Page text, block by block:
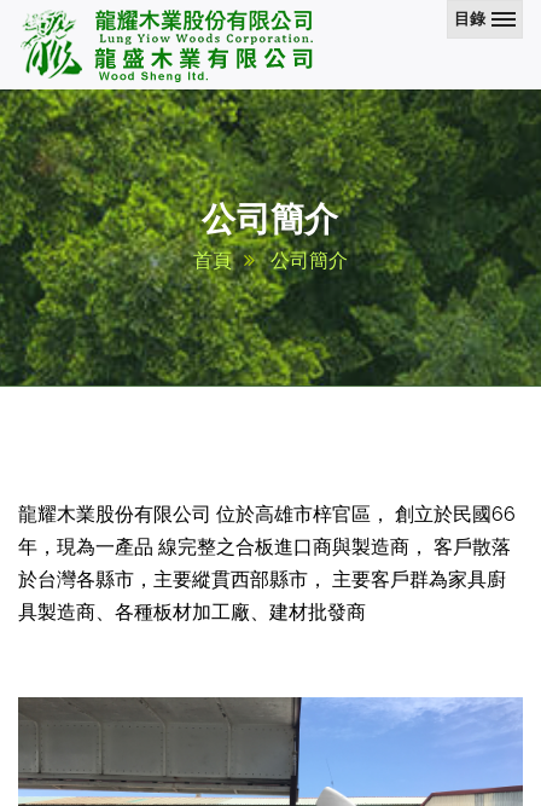
目錄
公司簡介
首頁 公司簡介
龍耀木業股份有限公司 位於高雄市梓官區， 創立於民國66
年，現為一產品 線完整之合板進口商與製造商， 客戶散落
於台灣各縣市，主要縱貫西部縣市， 主要客戶群為家具廚
具製造商、各種板材加工廠、建材批發商